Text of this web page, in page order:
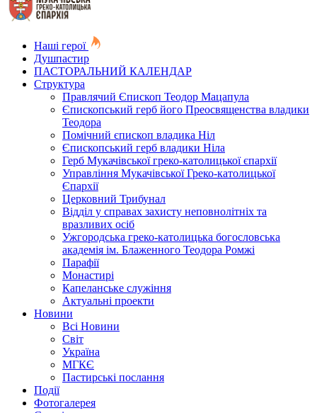
Наші герої
Душпастир
ПАСТОРАЛЬНИЙ КАЛЕНДАР
Структура
Правлячий Єпископ Теодор Мацапула
Єпископський герб його Преосвященства владики
Теодора
Помічний єпископ владика Ніл
Єпископський герб владики Ніла
Герб Мукачівської греко-католицької єпархії
Управління Мукачівської Греко-католицької
Єпархії
Церковний Трибунал
Відділ у справах захисту неповнолітніх та
вразливих осіб
Ужгородська греко-католицька богословська
академія ім. Блаженного Теодора Ромжі
Парафії
Монастирі
Капеланське служіння
Актуальні проекти
Новини
Всі Новини
Світ
Україна
МГКЄ
Пастирські послання
Події
Фотогалерея